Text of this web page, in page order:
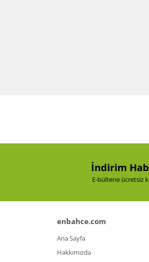
İndirim
E-bültene ücretsiz
enbahce.com
Ana Sayfa
Hakkımızda